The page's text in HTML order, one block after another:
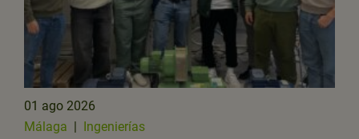
01 ago 2026
Málaga | Ingenierías